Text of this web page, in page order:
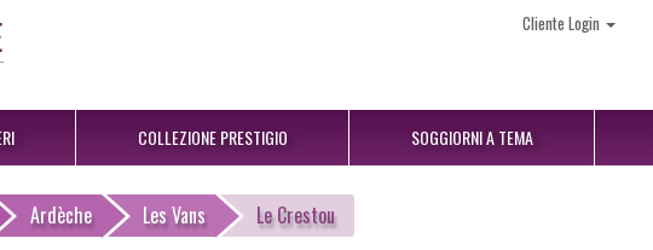
Cliente Login
COLLEZIONE PRESTIGIO SOGGIORNI A TEMA
Ardèche Les Vans Le Crestou